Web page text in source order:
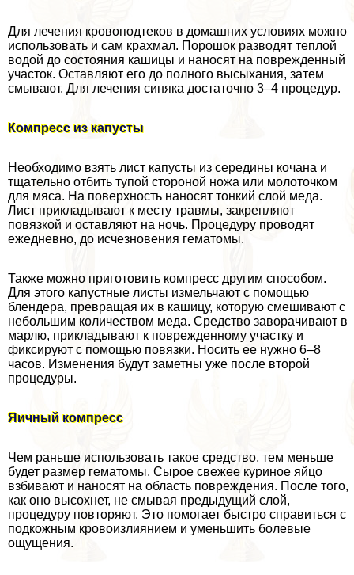
Для лечения кровоподтеков в домашних условиях можно
использовать и сам крахмал. Порошок разводят теплой
водой до состояния кашицы и наносят на поврежденный
участок. Оставляют его до полного высыхания, затем
смывают. Для лечения синяка достаточно 3–4 процедур.
Компресс из капусты
Необходимо взять лист капусты из середины кочана и
тщательно отбить тупой стороной ножа или молоточком
для мяса. На поверхность наносят тонкий слой меда.
Лист прикладывают к месту травмы, закрепляют
повязкой и оставляют на ночь. Процедуру проводят
ежедневно, до исчезновения гематомы.
Также можно приготовить компресс другим способом.
Для этого капустные листы измельчают с помощью
блендера, превращая их в кашицу, которую смешивают с
небольшим количеством меда. Средство заворачивают в
марлю, прикладывают к поврежденному участку и
фиксируют с помощью повязки. Носить ее нужно 6–8
часов. Изменения будут заметны уже после второй
процедуры.
Яичный компресс
Чем раньше использовать такое средство, тем меньше
будет размер гематомы. Сырое свежее куриное яйцо
взбивают и наносят на область повреждения. После того,
как оно высохнет, не смывая предыдущий слой,
процедуру повторяют. Это помогает быстро справиться с
подкожным кровоизлиянием и уменьшить болевые
ощущения.